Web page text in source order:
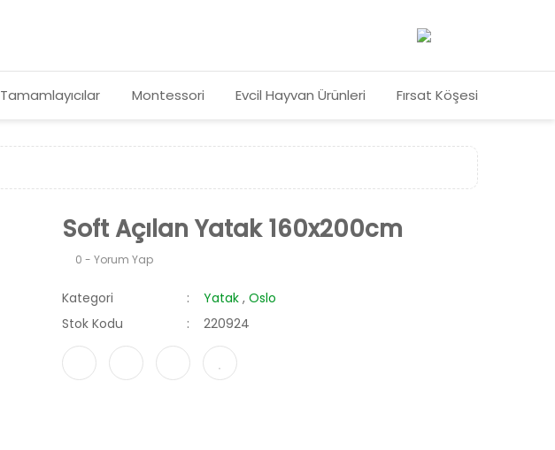
Tamamlayıcılar Montessori Evcil Hayvan Ürünleri Fırsat Köşesi
Soft Açılan Yatak 160x200cm
0 - Yorum Yap
Kategori Yatak , Oslo
Stok Kodu
220924